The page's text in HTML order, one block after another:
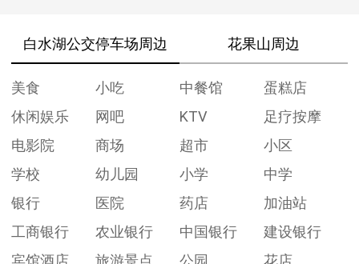
白水湖公交停车场周边 花果山周边
美食 小吃 中餐馆
蛋糕店
休闲娱乐
网吧 KTV
足疗按摩
电影院
商场 超市
小区
学校
幼儿园 小学
中学
银行
医院 药店
加油站
工商银行
农业银行 中国银行
建设银行
宾馆酒店
旅游景点 公园
花店